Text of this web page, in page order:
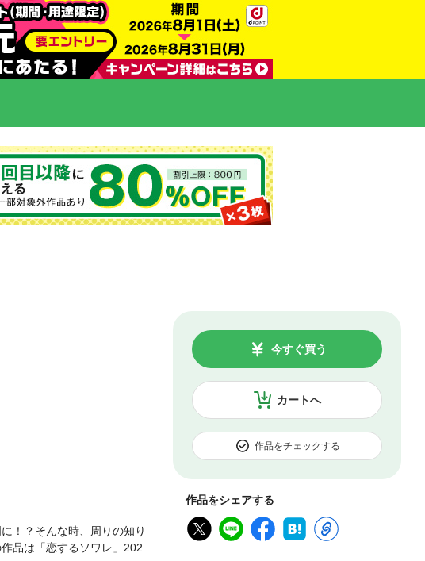
カートへ
今すぐ買う
作品をチェックする
作品をシェアする
！？そんな時、周りの知り
品は「恋するソワレ」2021